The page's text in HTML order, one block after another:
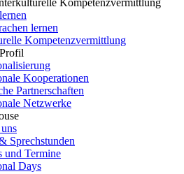
Kompetenzvermittlung
lernen
Kompetenzvermittlung
Kooperationen
Partnerschaften
Netzwerke
Sprechstunden
und Termine
Days